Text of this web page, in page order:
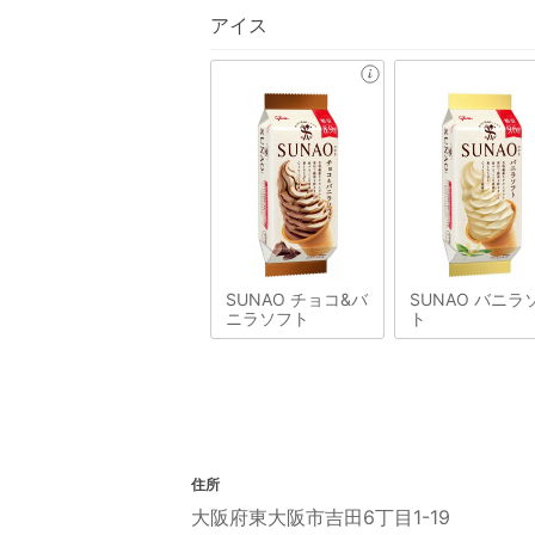
アイス
SUNAO チョコ&バ
ニラソフト
SUNAO バニラ
ト
住所
大阪府東大阪市吉田6丁目1-19